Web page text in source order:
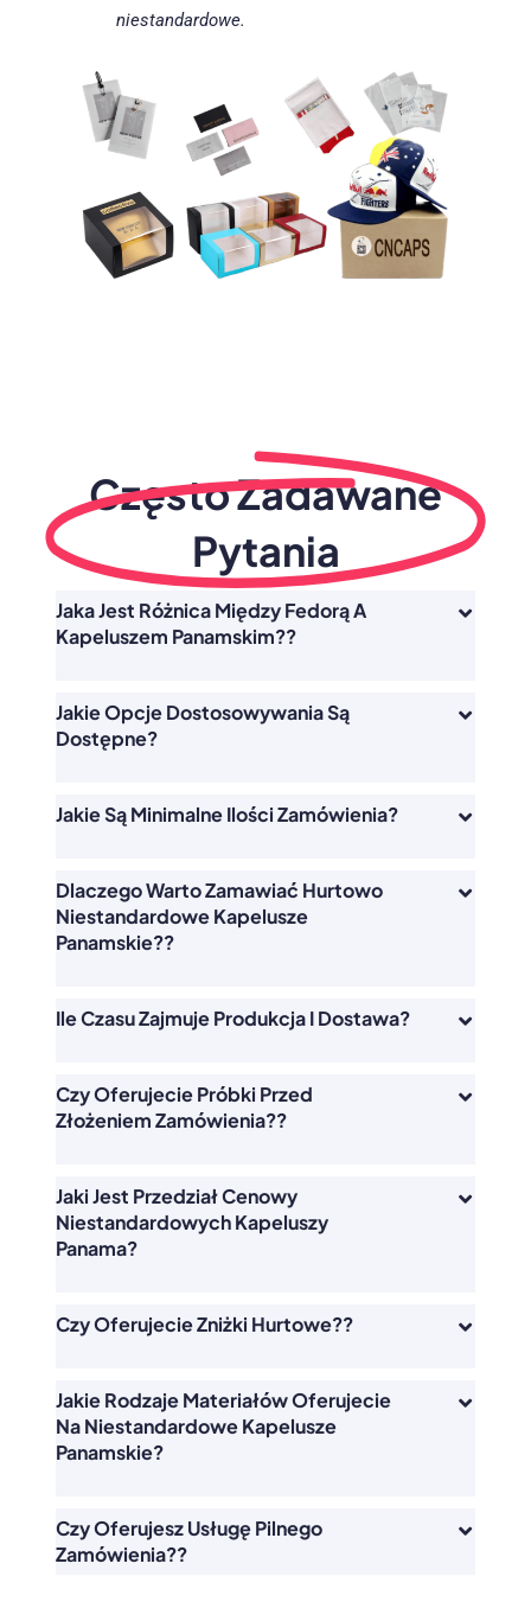
niestandardowe.
Często Zadawane
Pytania
Jaka Jest Różnica Między Fedorą A
Kapeluszem Panamskim??
Jakie Opcje Dostosowywania Są
Dostępne?
Jakie Są Minimalne Ilości Zamówienia?
Dlaczego Warto Zamawiać Hurtowo
Niestandardowe Kapelusze
Panamskie??
Ile Czasu Zajmuje Produkcja I Dostawa?
Czy Oferujecie Próbki Przed
Złożeniem Zamówienia??
Jaki Jest Przedział Cenowy
Niestandardowych Kapeluszy
Panama?
Czy Oferujecie Zniżki Hurtowe??
Jakie Rodzaje Materiałów Oferujecie
Na Niestandardowe Kapelusze
Panamskie?
Czy Oferujesz Usługę Pilnego
Zamówienia??